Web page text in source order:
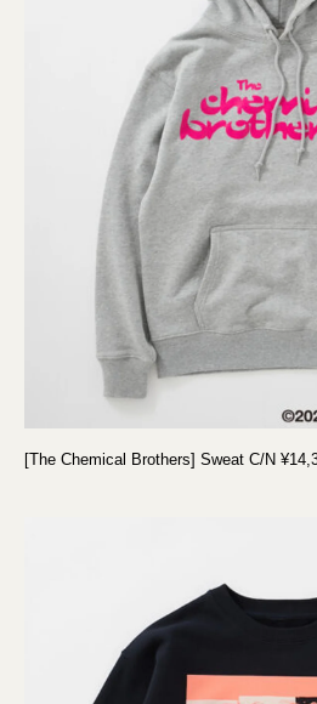
[The Chemical Brothers] Sweat C/N